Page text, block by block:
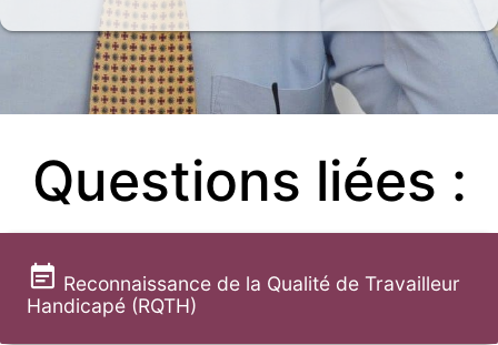
Questions liées :
Reconnaissance de la Qualité de Travailleur
Handicapé (RQTH)